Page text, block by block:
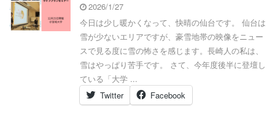
2026/1/27
今日は少し暖かくなって、快晴の仙台です。 仙台は
雪が少ないエリアですが、豪雪地帯の映像をニュー
スで見る度に雪の怖さを感じます。長崎人の私は、
雪はやっぱり苦手です。 さて、今年度後半に登壇し
ている「大学 ...
Twitter
Facebook